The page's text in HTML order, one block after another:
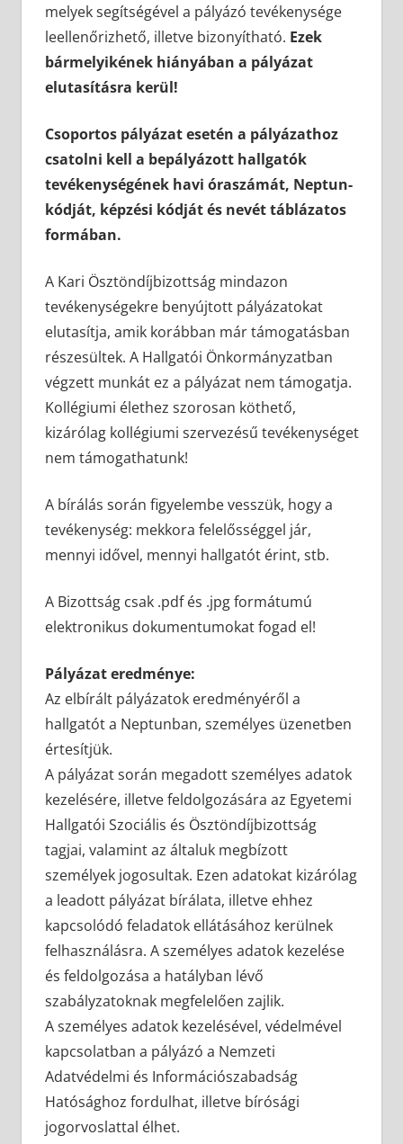
melyek segítségével a pályázó tevékenysége
leellenőrizhető, illetve bizonyítható. Ezek
bármelyikének hiányában a pályázat
elutasításra kerül!
Csoportos pályázat esetén a pályázathoz
csatolni kell a bepályázott hallgatók
tevékenységének havi óraszámát, Neptun-
kódját, képzési kódját és nevét táblázatos
formában.
A Kari Ösztöndíjbizottság mindazon
tevékenységekre benyújtott pályázatokat
elutasítja, amik korábban már támogatásban
részesültek. A Hallgatói Önkormányzatban
végzett munkát ez a pályázat nem támogatja.
Kollégiumi élethez szorosan köthető,
kizárólag kollégiumi szervezésű tevékenységet
nem támogathatunk!
A bírálás során figyelembe vesszük, hogy a
tevékenység: mekkora felelősséggel jár,
mennyi idővel, mennyi hallgatót érint, stb.
A Bizottság csak .pdf és .jpg formátumú
elektronikus dokumentumokat fogad el!
Pályázat eredménye:
Az elbírált pályázatok eredményéről a
hallgatót a Neptunban, személyes üzenetben
értesítjük.
A pályázat során megadott személyes adatok
kezelésére, illetve feldolgozására az Egyetemi
Hallgatói Szociális és Ösztöndíjbizottság
tagjai, valamint az általuk megbízott
személyek jogosultak. Ezen adatokat kizárólag
a leadott pályázat bírálata, illetve ehhez
kapcsolódó feladatok ellátásához kerülnek
felhasználásra. A személyes adatok kezelése
és feldolgozása a hatályban lévő
szabályzatoknak megfelelően zajlik.
A személyes adatok kezelésével, védelmével
kapcsolatban a pályázó a Nemzeti
Adatvédelmi és Információszabadság
Hatósághoz fordulhat, illetve bírósági
jogorvoslattal élhet.